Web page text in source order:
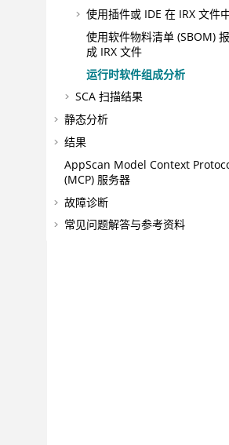
使用插件或 IDE 在 IRX 文件
使用软件物料清单 (SBOM)
成 IRX 文件
运行时软件组成分析
SCA 扫描结果
静态分析
结果
AppScan Model Context
(MCP) 服务器
故障诊断
常见问题解答与参考资料